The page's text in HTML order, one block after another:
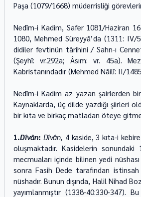
Paşa (1079/1668) müderrisliği
Nedîm-i Kadim, Safer 1081/Haziran
1080, Mehmed Süreyyâ’da (1311:
didiler fevtinün târihini / Sahn-ı
(Şeyhî: vr.292a; Âsım: vr. 45a).
Kabristanındadır (Mehmed Nâilî: II/
Nedîm-i Kadim az yazan şairlerden
Kaynaklarda, üç dilde yazdığı şiirleri
bir kıta ve birkaç matladan öteye
1.Dîvân: Dîvân, 4 kaside, 3 kıta-i
oluşmaktadır. Kasidelerin
mecmuaları içinde bilinen yedi
sonra Fasih Dede tarafından
nüshadır. Bunun dışında, Halil Nihad
yayımlanmıştır (1338-40:330-347).